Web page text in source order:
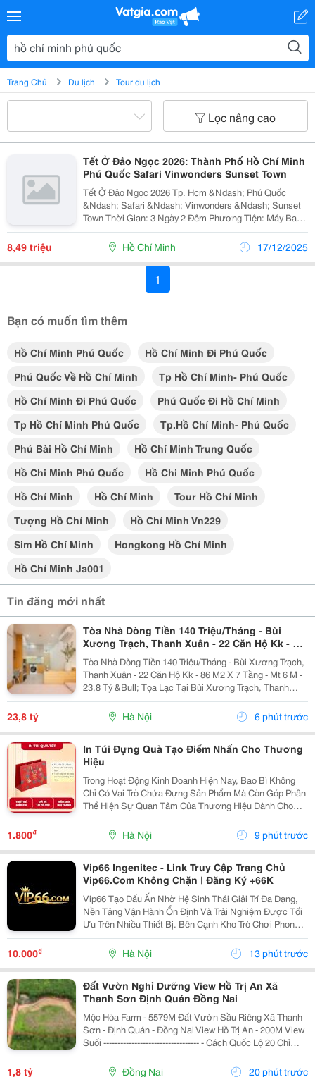
Trang Chủ Du lịch Tour du lịch
Lọc nâng cao
Tết Ở Đảo Ngọc 2026: Thành Phố Hồ Chí Minh
Phú Quốc Safari Vinwonders Sunset Town
Tết Ở Đảo Ngọc 2026 Tp. Hcm &Ndash; Phú Quốc
&Ndash; Safari &Ndash; Vinwonders &Ndash; Sunset
Town Thời Gian: 3 Ngày 2 Đêm Phương Tiện: Máy Bay,
Ô Tô Khởi Hành: Mùng 2, 3 &Amp; 4 (Ngày 18/02, 19/02
&Amp; 20/02) Ngày 1: Tp.hcm...
8,49 triệu Hồ Chí Minh 17/12/2025
1
Bạn có muốn tìm thêm
Hồ Chí Minh Phú Quốc
Hồ Chí Minh Đi Phú Quốc
Phú Quốc Về Hồ Chí Minh
Tp Hồ Chí Minh- Phú Quốc
Hồ Chí Minh Đi Phú Quốc
Phú Quốc Đi Hồ Chí Minh
Tp Hồ Chí Minh Phú Quốc
Tp.hồ Chí Minh- Phú Quốc
Phú Bài Hồ Chí Minh
Hồ Chí Minh Trung Quốc
Hồ Chi Minh Phú Quốc
Hồ Chi Minh Phú Quốc
Hồ Chí Minh
Hồ Chí Minh
Tour Hồ Chí Minh
Tượng Hồ Chí Minh
Hồ Chí Minh Vn229
Sim Hồ Chí Minh
Hongkong Hồ Chí Minh
Hồ Chí Minh Ja001
Tin đăng mới nhất
Tòa Nhà Dòng Tiền 140 Triệu/Tháng - Bùi
Xương Trạch, Thanh Xuân - 22 Căn Hộ Kk - 86
M2 X 7 Tầng - Mt 6 M - 23,8 Tỷ
Tòa Nhà Dòng Tiền 140 Triệu/Tháng - Bùi Xương Trạch,
Thanh Xuân - 22 Căn Hộ Kk - 86 M2 X 7 Tầng - Mt 6 M -
23,8 Tỷ &Bull; Tọa Lạc Tại Bùi Xương Trạch, Thanh
Xuân. Tòa Apartment Xây Mới, Cách Mặt Phố Bùi
Xương Trạch Khoảng 10 Mét, Vị Trí Thuận Tiện...
23,8 tỷ Hà Nội 6 phút trước
In Túi Đựng Quà Tạo Điểm Nhấn Cho Thương
Hiệu
Trong Hoạt Động Kinh Doanh Hiện Nay, Bao Bì Không
Chỉ Có Vai Trò Chứa Đựng Sản Phẩm Mà Còn Góp Phần
Thể Hiện Sự Quan Tâm Của Thương Hiệu Dành Cho
Khách Hàng. Một Món Quà Được Đặt Trong Chiếc Túi
Đẹp, Chắc Chắn Sẽ Tạo Cảm Giác Chỉn Chu Và Nâng
Cao Giá...
1.800₫ Hà Nội 9 phút trước
Vip66 Ingenitec - Link Truy Cập Trang Chủ
Vip66.Com Không Chặn | Đăng Ký +66K
Vip66 Tạo Dấu Ấn Nhờ Hệ Sinh Thái Giải Trí Đa Dạng,
Nền Tảng Vận Hành Ổn Định Và Trải Nghiệm Được Tối
Ưu Trên Nhiều Thiết Bị. Bên Cạnh Kho Trò Chơi Phong
Phú, Thương Hiệu Còn Chú Trọng Đến Tốc Độ Giao
Dịch, Công Nghệ Bảo Mật Và Các Chương Trình Ưu...
10.000₫ Hà Nội 13 phút trước
Đất Vườn Nghỉ Dưỡng View Hồ Trị An Xã
Thanh Sơn Định Quán Đồng Nai
Mộc Hỏa Farm - 5579M Đất Vườn Sầu Riêng Xã Thanh
Sơn - Định Quán - Đồng Nai View Hồ Trị An - 200M View
Suối ---------------------------------- - Cách Quốc Lộ 20 Chỉ
12Km. - Đường Ô Tô 6M, Cách Mặt Tiền Đường Nhựa
Lớn 500M - Diện Tích: 5579M=...
1,8 tỷ Đồng Nai 20 phút trước